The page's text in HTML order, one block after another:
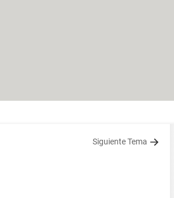
Siguiente Tema